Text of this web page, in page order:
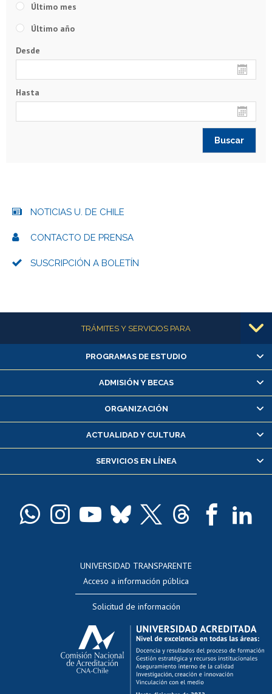
Último mes
Último año
Desde
Hasta
NOTICIAS U. DE CHILE
CONTACTO DE PRENSA
SUSCRIPCIÓN A BOLETÍN
Más informaciónTRÁMITES Y SERVICIOS PARA
Alumnas/os y exalumnas/os
Matrícula en línea
Inscripción y cambio de asignaturas
Consulta y certificado de notas
Servicio médico y dental
Pago de arancel y crédito alumnos
Docentes
Evaluación docente
Calificación académica
Postulación al AUCAI
Funcionarias/os
Cursos internos de capacitación
PROGRAMAS DE ESTUDIO
ADMISIÓN Y BECAS
ORGANIZACIÓN
ACTUALIDAD Y CULTURA
SERVICIOS EN LÍNEA
UNIVERSIDAD TRANSPARENTE
Acceso a información pública
Solicitud de información